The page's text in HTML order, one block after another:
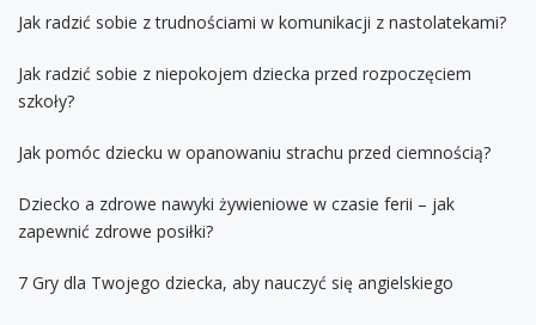
Jak radzić sobie z trudnościami w komunikacji z nastolatekami?
Jak radzić sobie z niepokojem dziecka przed rozpoczęciem
szkoły?
Jak pomóc dziecku w opanowaniu strachu przed ciemnością?
Dziecko a zdrowe nawyki żywieniowe w czasie ferii – jak
zapewnić zdrowe posiłki?
7 Gry dla Twojego dziecka, aby nauczyć się angielskiego